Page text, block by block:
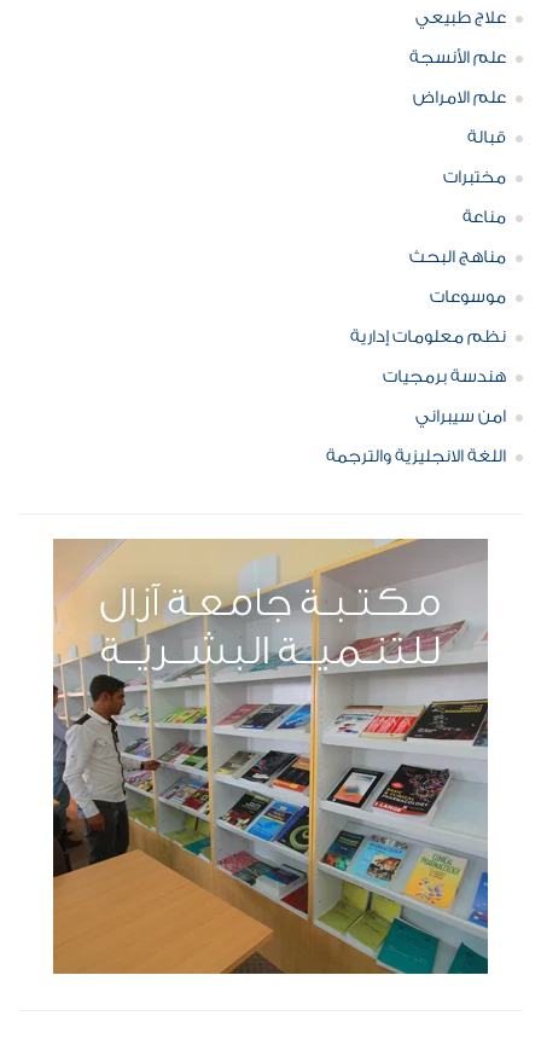
علاج طبيعي
علم الأنسجة
علم الامراض
قبالة
مختبرات
مناعة
مناهج البحث
موسوعات
نظم معلومات إدارية
هندسة برمجيات
امن سيبراني
اللغة الانجليزية والترجمة